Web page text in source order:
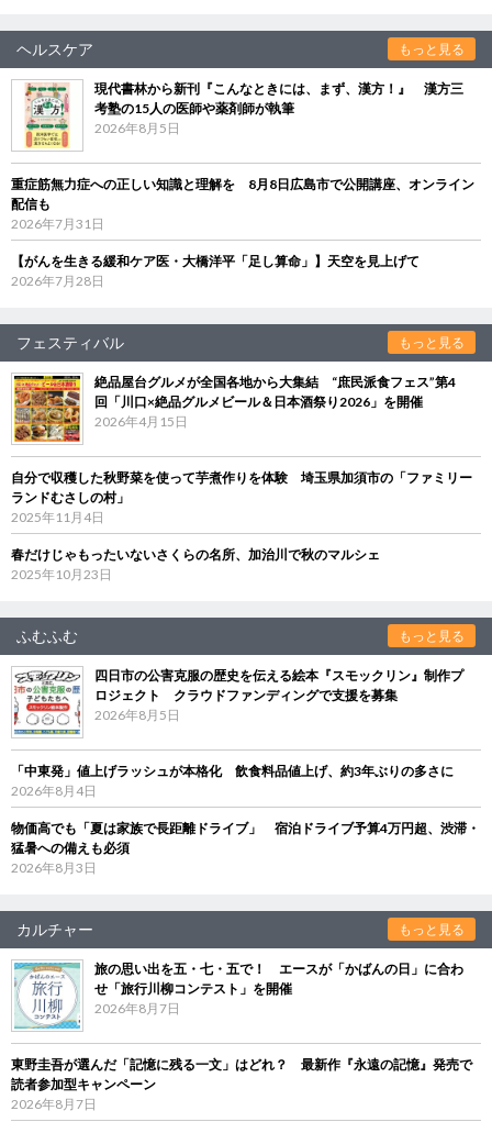
ヘルスケア もっと見る
現代書林から新刊『こんなときには、まず、漢方！』 漢方三
考塾の15人の医師や薬剤師が執筆
2026年8月5日
重症筋無力症への正しい知識と理解を 8月8日広島市で公開講座、オンライン
配信も
2026年7月31日
【がんを生きる緩和ケア医・大橋洋平「足し算命」】天空を見上げて
2026年7月28日
フェスティバル もっと見る
絶品屋台グルメが全国各地から大集結 “庶民派食フェス”第4
回「川口×絶品グルメビール＆日本酒祭り2026」を開催
2026年4月15日
自分で収穫した秋野菜を使って芋煮作りを体験 埼玉県加須市の「ファミリー
ランドむさしの村」
2025年11月4日
春だけじゃもったいないさくらの名所、加治川で秋のマルシェ
2025年10月23日
ふむふむ もっと見る
四日市の公害克服の歴史を伝える絵本『スモックリン』制作プ
ロジェクト クラウドファンディングで支援を募集
2026年8月5日
「中東発」値上げラッシュが本格化 飲食料品値上げ、約3年ぶりの多さに
2026年8月4日
物価高でも「夏は家族で長距離ドライブ」 宿泊ドライブ予算4万円超、渋滞・
猛暑への備えも必須
2026年8月3日
カルチャー もっと見る
旅の思い出を五・七・五で！ エースが「かばんの日」に合わ
せ「旅行川柳コンテスト」を開催
2026年8月7日
東野圭吾が選んだ「記憶に残る一文」はどれ？ 最新作『永遠の記憶』発売で
読者参加型キャンペーン
2026年8月7日